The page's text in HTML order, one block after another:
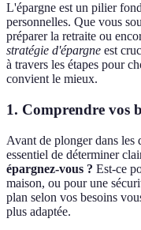
L'épargne est un pilier
personnelles. Que vous
préparer la retraite ou
stratégie d'épargne est
à travers les étapes pour
convient le mieux.
1. Comprendre vos
Avant de plonger dans les
essentiel de déterminer
épargnez-vous ? Est-ce
maison, ou pour une
plan selon vos besoins
plus adaptée.